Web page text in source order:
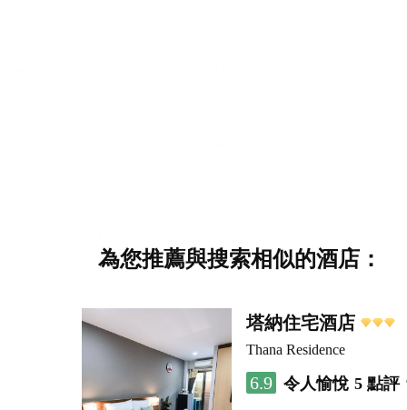
為您推薦與搜索相似的酒店：
塔納住宅酒店
Thana Residence
6.9 令人愉悅 5 點評